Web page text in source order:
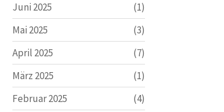
Juni 2025
(1)
Mai 2025
(3)
April 2025
(7)
März 2025
(1)
Februar 2025
(4)